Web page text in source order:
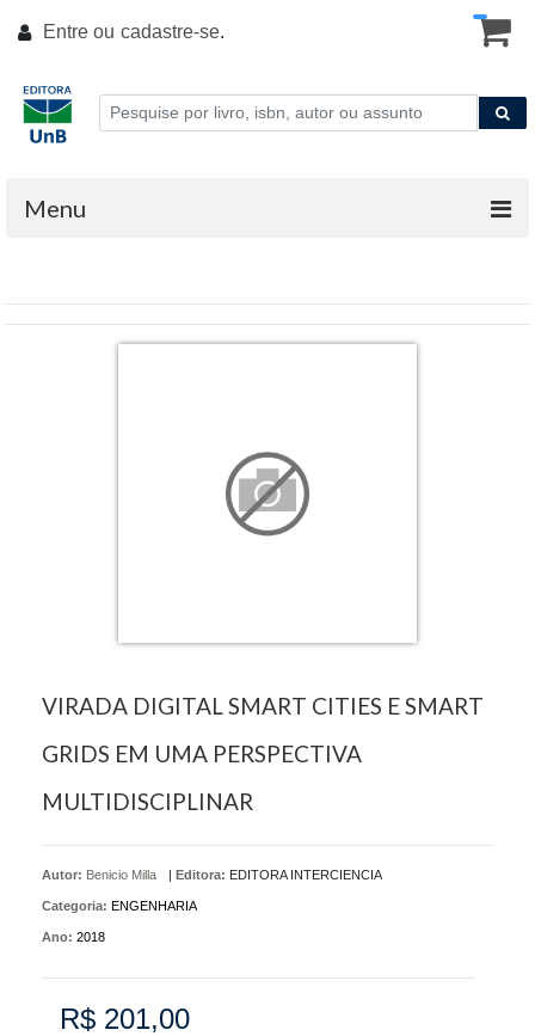
Entre ou cadastre-se.
Menu
VIRADA DIGITAL SMART CITIES E SMART
GRIDS EM UMA PERSPECTIVA
MULTIDISCIPLINAR
Autor: Benicio Milla | Editora: EDITORA INTERCIENCIA
Categoria: ENGENHARIA
Ano: 2018
R$ 201,00